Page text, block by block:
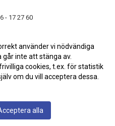
- 17 27 60
HÄR
använder vi nödvändiga
inte att stänga av.
cookies, t.ex. för statistik
om du vill acceptera dessa.
alla